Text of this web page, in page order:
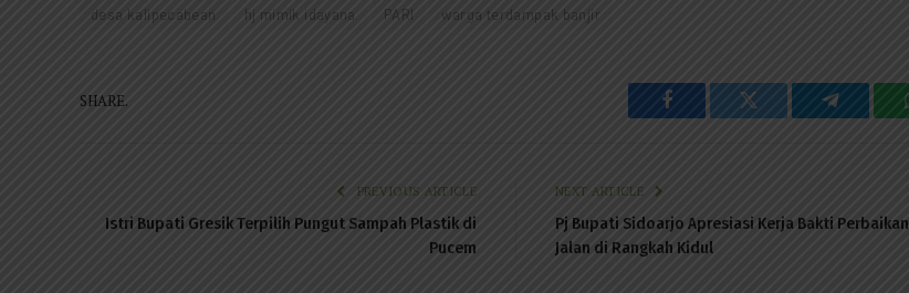
desa kalipecabean hj mimik idayana PARI warga terdampak banjir
SHARE.
Facebook Twitter Telegram
PREVIOUS ARTICLE
Istri Bupati Gresik Terpilih Pungut Sampah Plastik di
Pucem
NEXT ARTICLE
Pj Bupati Sidoarjo Apresiasi Kerja Bakti Perbaikan
Jalan di Rangkah Kidul